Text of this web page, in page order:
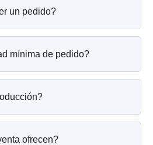
un pedido?
mínima de pedido?
ofrecen?